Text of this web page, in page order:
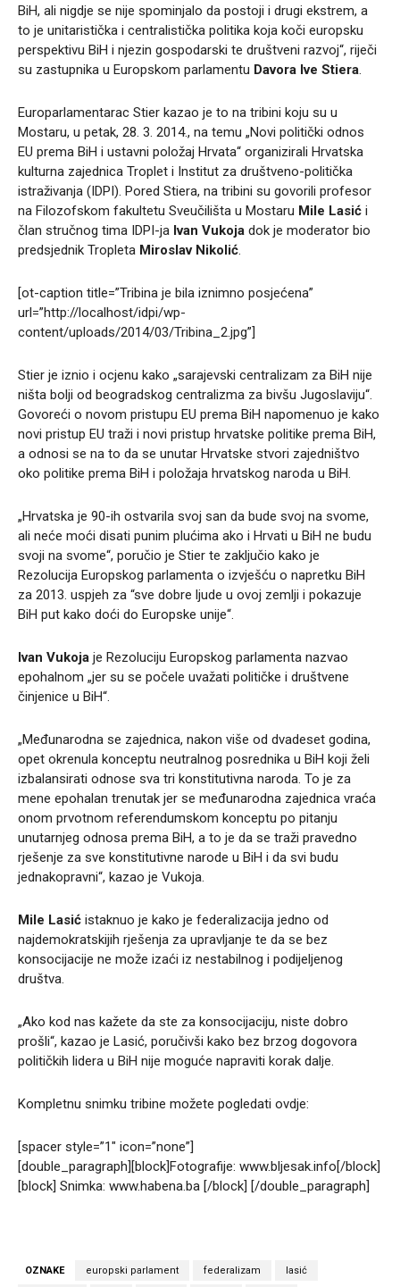
BiH, ali nigdje se nije spominjalo da postoji i drugi ekstrem, a
to je unitaristička i centralistička politika koja koči europsku
perspektivu BiH i njezin gospodarski te društveni razvoj“, riječi
su zastupnika u Europskom parlamentu Davora Ive Stiera
Europarlamentarac Stier kazao je to na tribini koju su u
Mostaru, u petak, 28. 3. 2014., na temu „Novi politički odnos
EU prema BiH i ustavni položaj Hrvata“ organizirali Hrvatska
kulturna zajednica Troplet i Institut za društveno-politička
istraživanja (IDPI). Pored Stiera, na tribini su govorili profesor
na Filozofskom fakultetu Sveučilišta u Mostaru Mile Lasić i
član stručnog tima IDPI-ja Ivan Vukoja dok je moderator bio
predsjednik Tropleta Miroslav Nikolić
[ot-caption title=”Tribina je bila iznimno posjećena”
url=”http://localhost/idpi/wp-
content/uploads/2014/03/Tribina_2.jpg”]
Stier je iznio i ocjenu kako „sarajevski centralizam za BiH nije
ništa bolji od beogradskog centralizma za bivšu Jugoslaviju“.
Govoreći o novom pristupu EU prema BiH napomenuo je kako
novi pristup EU traži i novi pristup hrvatske politike prema BiH,
a odnosi se na to da se unutar Hrvatske stvori zajedništvo
oko politike prema BiH i položaja hrvatskog naroda u BiH.
„Hrvatska je 90-ih ostvarila svoj san da bude svoj na svome,
ali neće moći disati punim plućima ako i Hrvati u BiH ne budu
svoji na svome“, poručio je Stier te zaključio kako je
Rezolucija Europskog parlamenta o izvješću o napretku BiH
za 2013. uspjeh za “sve dobre ljude u ovoj zemlji i pokazuje
BiH put kako doći do Europske unije“.
Ivan Vukoja je Rezoluciju Europskog parlamenta nazvao
epohalnom „jer su se počele uvažati političke i društvene
činjenice u BiH“.
„Međunarodna se zajednica, nakon više od dvadeset godina,
opet okrenula konceptu neutralnog posrednika u BiH koji želi
izbalansirati odnose sva tri konstitutivna naroda. To je za
mene epohalan trenutak jer se međunarodna zajednica vraća
onom prvotnom referendumskom konceptu po pitanju
unutarnjeg odnosa prema BiH, a to je da se traži pravedno
rješenje za sve konstitutivne narode u BiH i da svi budu
jednakopravni“, kazao je Vukoja.
Mile Lasić istaknuo je kako je federalizacija jedno od
najdemokratskijih rješenja za upravljanje te da se bez
konsocijacije ne može izaći iz nestabilnog i podijeljenog
društva.
„Ako kod nas kažete da ste za konsocijaciju, niste dobro
prošli“, kazao je Lasić, poručivši kako bez brzog dogovora
političkih lidera u BiH nije moguće napraviti korak dalje.
Kompletnu snimku tribine možete pogledati ovdje:
[spacer style=”1″ icon=”none”]
[double_paragraph][block]Fotografije: www.bljesak.info[/block]
[block] Snimka: www.habena.ba [/block] [/double_paragraph]
OZNAKE europski parlament federalizam lasić